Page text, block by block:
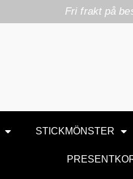
Fri frakt på
STICKMÖNSTER